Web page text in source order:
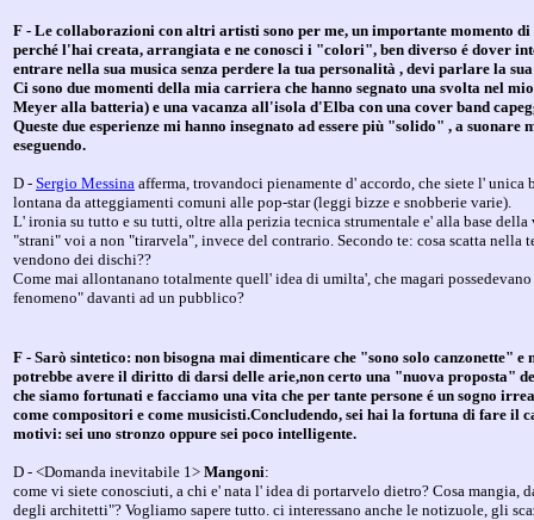
F - Le collaborazioni con altri artisti sono per me, un importante momento
perché l'hai creata, arrangiata e ne conosci i "colori", ben diverso é dover
entrare nella sua musica senza perdere la tua personalità , devi parlare la
Ci sono due momenti della mia carriera che hanno segnato una svolta nel
Meyer alla batteria) e una vacanza all'isola d'Elba con una cover band
Queste due esperienze mi hanno insegnato ad essere più "solido" , a suonare
eseguendo.
D - Sergio Messina afferma, trovandoci pienamente d' accordo, che siete l'
lontana da atteggiamenti comuni alle pop-star (leggi bizze e snobberie varie).
L' ironia su tutto e su tutti, oltre alla perizia tecnica strumentale e' alla base
"strani" voi a non "tirarvela", invece del contrario. Secondo te: cosa scatta nella
vendono dei dischi??
Come mai allontanano totalmente quell' idea di umilta', che magari
fenomeno" davanti ad un pubblico?
F - Sarò sintetico: non bisogna mai dimenticare che "sono solo canzonette"
potrebbe avere il diritto di darsi delle arie,non certo una "nuova proposta"
che siamo fortunati e facciamo una vita che per tante persone é un sogno
come compositori e come musicisti.Concludendo, sei hai la fortuna di fare il
motivi: sei uno stronzo oppure sei poco intelligente.
D - <Domanda inevitabile 1> Mangoni:
come vi siete conosciuti, a chi e' nata l' idea di portarvelo dietro? Cosa mangia,
degli architetti"? Vogliamo sapere tutto. ci interessano anche le notizuole, gli